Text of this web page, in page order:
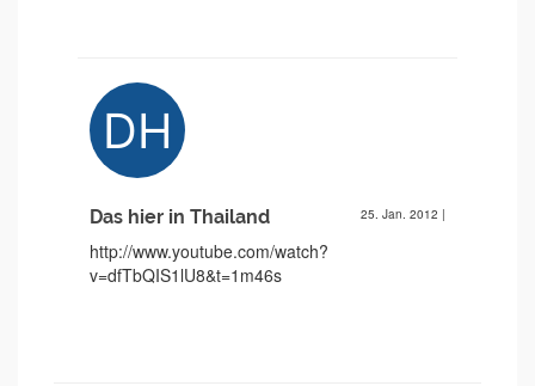
Das hier in Thailand 25. Jan. 2012 |
http://www.youtube.com/watch?
v=dfTbQIS1lU8&t=1m46s